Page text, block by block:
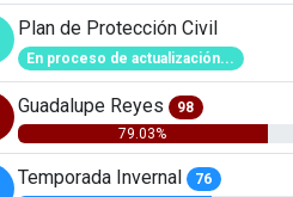
Plan de Protección Civil
En proceso de actualización...
Guadalupe Reyes
98
79.03%
Temporada Invernal
76